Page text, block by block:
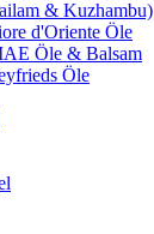
& Kuzhambu)
d'Oriente Öle
Öle & Balsam
Öle